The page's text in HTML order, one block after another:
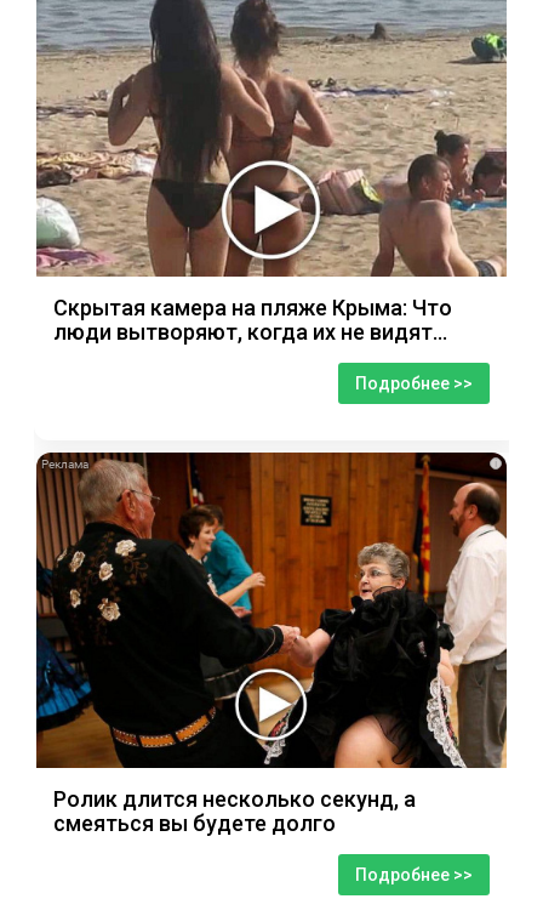
Скрытая камера на пляже Крыма: Что
люди вытворяют, когда их не видят...
Подробнее >>
i
Ролик длится несколько секунд, а
смеяться вы будете долго
Подробнее >>